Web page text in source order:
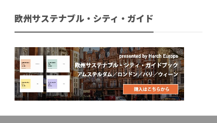
欧州サステナブル・シティ・ガイド